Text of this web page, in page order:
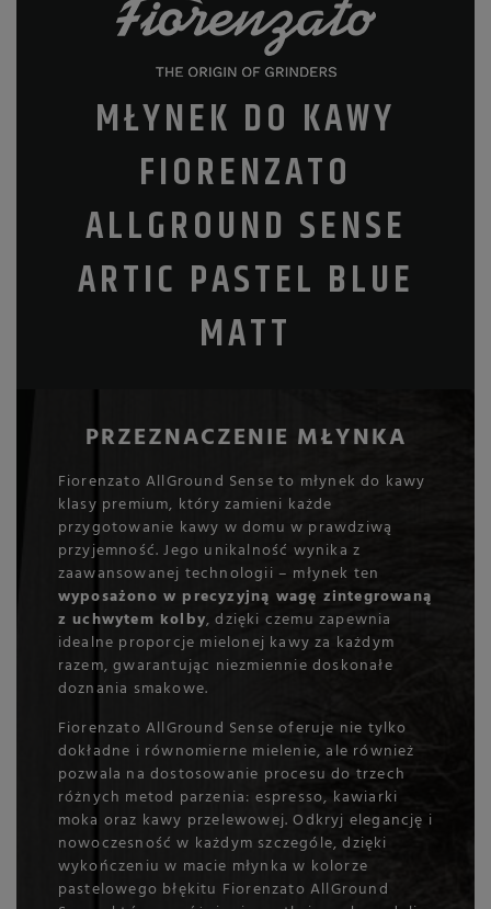
MŁYNEK DO KAWY
FIORENZATO
ALLGROUND SENSE
ARTIC PASTEL BLUE
MATT
PRZEZNACZENIE MŁYNKA
Fiorenzato AllGround Sense to młynek do kawy
klasy premium, który zamieni każde
przygotowanie kawy w domu w prawdziwą
przyjemność. Jego unikalność wynika z
zaawansowanej technologii – młynek ten
wyposażono w precyzyjną wagę zintegrowaną
z uchwytem kolby, dzięki czemu zapewnia
idealne proporcje mielonej kawy za każdym
razem, gwarantując niezmiennie doskonałe
doznania smakowe.
Fiorenzato AllGround Sense oferuje nie tylko
dokładne i równomierne mielenie, ale również
pozwala na dostosowanie procesu do trzech
różnych metod parzenia: espresso, kawiarki
moka oraz kawy przelewowej. Odkryj elegancję i
nowoczesność w każdym szczególe, dzięki
wykończeniu w macie młynka w kolorze
pastelowego błękitu Fiorenzato AllGround